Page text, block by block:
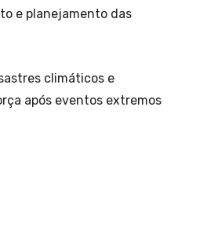
e planejamento das
climáticos e
após eventos extremos